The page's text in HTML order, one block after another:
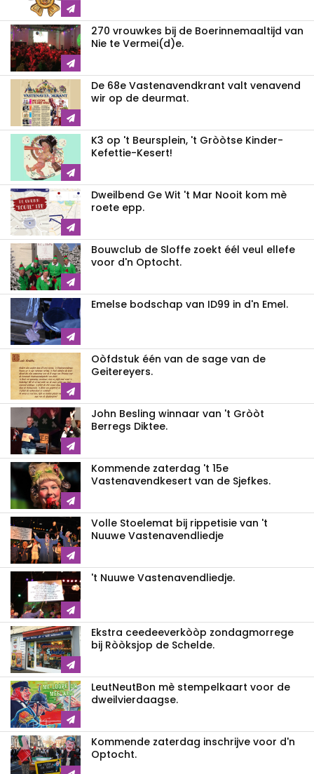
270 vrouwkes bij de Boerinnemaaltijd van
Nie te Vermei(d)e.
De 68e Vastenavendkrant valt venavend
wir op de deurmat.
K3 op 't Beursplein, 't Gròòtse Kinder-
Kefettie-Kesert!
Dweilbend Ge Wit 't Mar Nooit kom mè
roete epp.
Bouwclub de Sloffe zoekt éél veul ellefe
voor d'n Optocht.
Emelse bodschap van ID99 in d'n Emel.
Oòfdstuk één van de sage van de
Geitereyers.
John Besling winnaar van 't Gròòt
Berregs Diktee.
Kommende zaterdag 't 15e
Vastenavendkesert van de Sjefkes.
Volle Stoelemat bij rippetisie van 't
Nuuwe Vastenavendliedje
't Nuuwe Vastenavendliedje.
Ekstra ceedeeverkòòp zondagmorrege
bij Ròòksjop de Schelde.
LeutNeutBon mè stempelkaart voor de
dweilvierdaagse.
Kommende zaterdag inschrijve voor d'n
Optocht.